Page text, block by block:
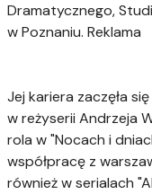
Dramatycznego,
w Poznaniu. Reklama
Jej kariera zaczęła
w reżyserii Andrzeja
rola w "Nocach i
współpracę z
również w serialach